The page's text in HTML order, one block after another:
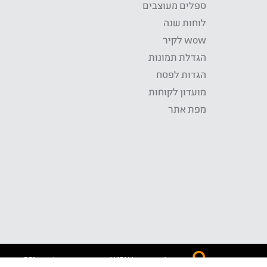
ספלים מעוצבים
לוחות שנה
wow לקיר
הגדלת תמונות
הגדות לפסח
מועדון לקוחות
מפת אתר
התשלום באתר WOW מאובטח בטכנולוגית SSL